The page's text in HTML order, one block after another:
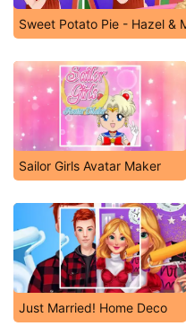
Sweet Potato Pie - Hazel &
Sailor Girls Avatar Maker
Just Married! Home Deco